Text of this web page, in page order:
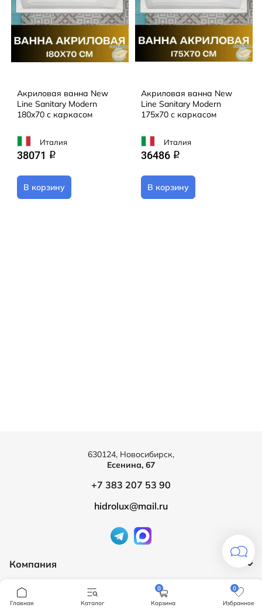
Акриловая ванна New
Line Sanitary Modern
180x70 с каркасом
Италия
38071 q
В корзину
Акриловая ванна New
Line Sanitary Modern
175x70 с каркасом
Италия
36486 q
В корзину
Компания
О компании
Бренды
Продукция
Ванны
630124, Новосибирск,
Есенина, 67
+7 383 207 53 90
hidrolux@mail.ru
Главная Каталог
0
Корзина
0
Избранное